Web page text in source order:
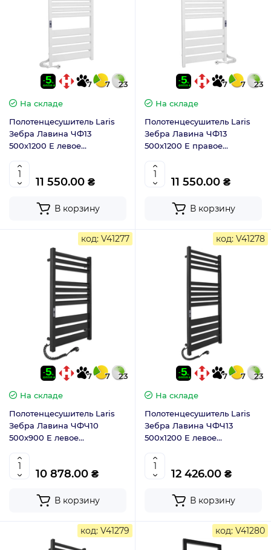
7 7
23
На складе
Полотенцесушитель Laris
Зебра Лавина ЧФ13
500х1200 E левое
11 550.00 ₴
В корзину
7 7
23
На складе
Полотенцесушитель Laris
Зебра Лавина ЧФ13
500х1200 E правое
11 550.00 ₴
В корзину
код: V41277
7 7
23
На складе
Полотенцесушитель Laris
Зебра Лавина ЧФЧ10
500х900 E левое
10 878.00 ₴
В корзину
код: V41278
7 7
23
На складе
Полотенцесушитель Laris
Зебра Лавина ЧФЧ13
500х1200 E левое
12 426.00 ₴
В корзину
код: V41279 код: V41280